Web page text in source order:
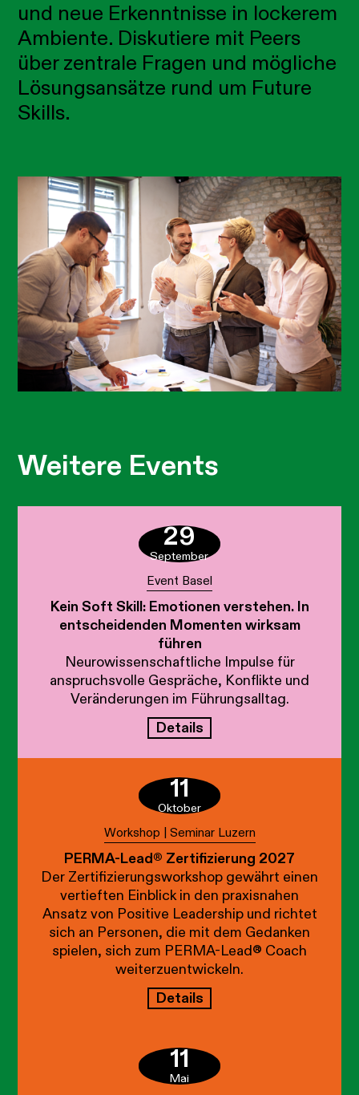
und neue Erkenntnisse in lockerem
Ambiente. Diskutiere mit Peers
über zentrale Fragen und mögliche
Lösungsansätze rund um Future
Skills.
Weitere Events
29
September
Event Basel
Kein Soft Skill: Emotionen verstehen. In
entscheidenden Momenten wirksam
führen
Neurowissenschaftliche Impulse für
anspruchsvolle Gespräche, Konflikte und
Veränderungen im Führungsalltag.
Details
11
Oktober
Workshop | Seminar Luzern
PERMA-Lead® Zertifizierung 2027
Der Zertifizierungsworkshop gewährt einen
vertieften Einblick in den praxisnahen
Ansatz von Positive Leadership und richtet
sich an Personen, die mit dem Gedanken
spielen, sich zum PERMA-Lead® Coach
weiterzuentwickeln.
Details
11
Mai